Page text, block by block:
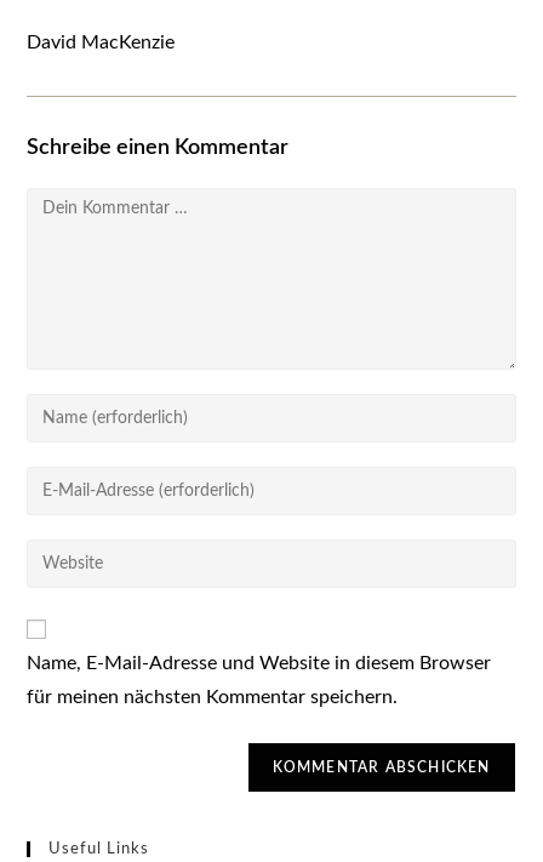
David MacKenzie
Schreibe einen Kommentar
Kommentar
Gib
oder
zum
ein
Gib
Mail-
Kommentieren
ein
Gib
URL
ein
(optional)
Name, E-Mail-Adresse und Website in diesem Browser
für meinen nächsten Kommentar speichern.
Useful Links